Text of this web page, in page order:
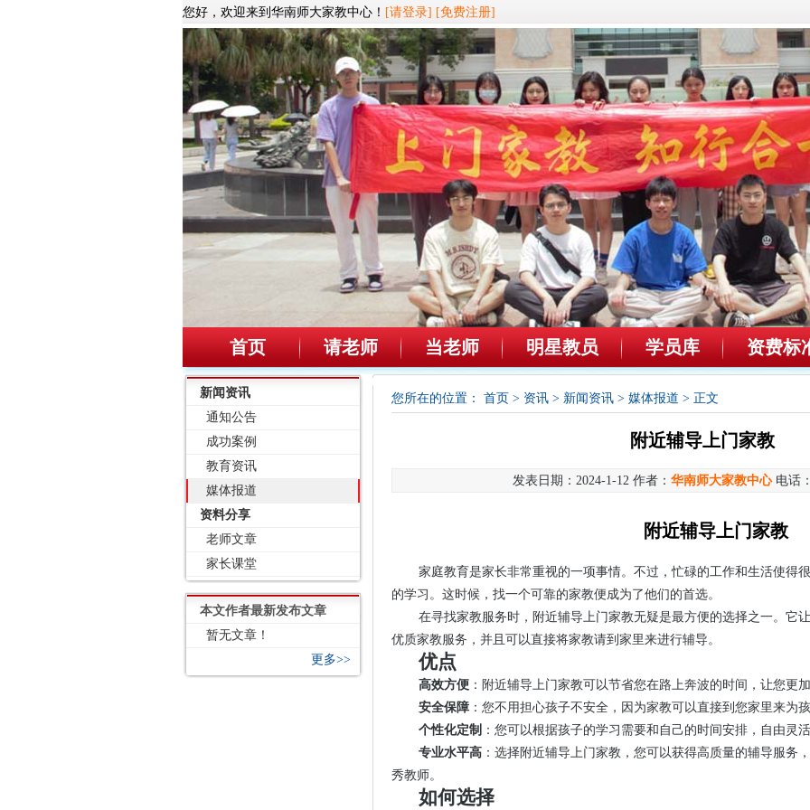
您好，欢迎来到华南师大家教中心！ [请登录] [免费注册]
首页 请老师 当老师 明星教员 学员库 资费标
新闻资讯
通知公告
成功案例
教育资讯
媒体报道
资料分享
老师文章
家长课堂
本文作者最新发布文章
暂无文章！
更多>>
您所在的位置： 首页 > 资讯 > 新闻资讯 > 媒体报道 > 正文
附近辅导上门家教
发表日期：2024-1-12 作者： 华南师大家教中心电话
附近辅导上门家教
家庭教育是家长非常重视的一项事情。不过，忙碌的工作和生活使得
的学习。这时候，找一个可靠的家教便成为了他们的首选。
在寻找家教服务时，附近辅导上门家教无疑是最方便的选择之一。它
优质家教服务，并且可以直接将家教请到家里来进行辅导。
优点
高效方便 ：附近辅导上门家教可以节省您在路上奔波的时间，让您更
安全保障 ：您不用担心孩子不安全，因为家教可以直接到您家里来为
个性化定制 ：您可以根据孩子的学习需要和自己的时间安排，自由灵
专业水平高 ：选择附近辅导上门家教，您可以获得高质量的辅导服务
秀教师。
如何选择